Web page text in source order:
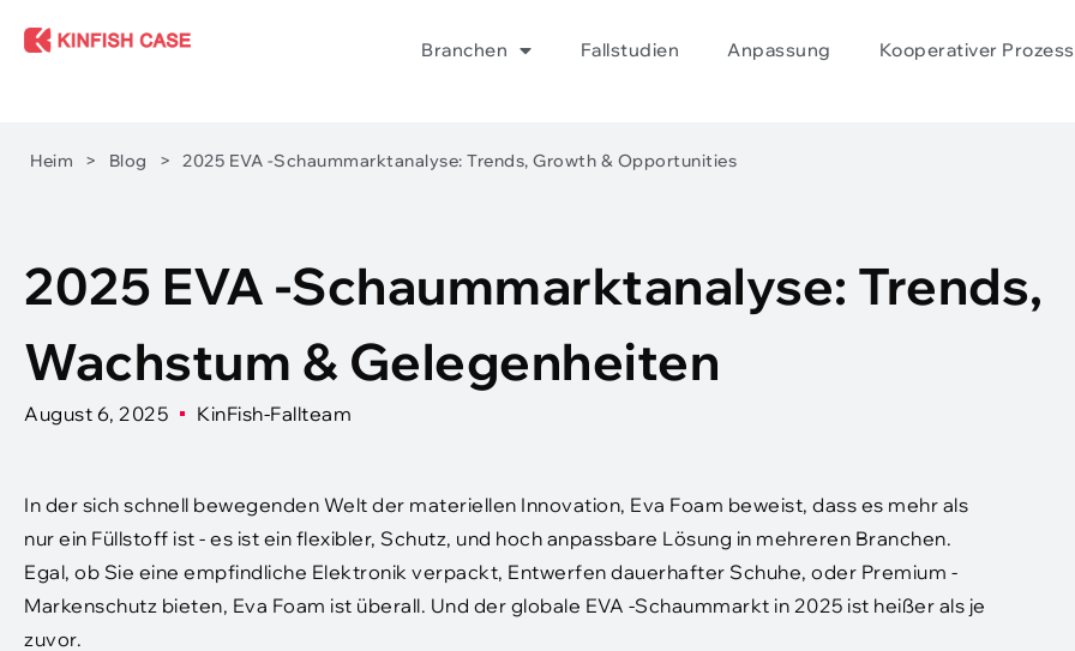
Branchen Fallstudien Anpassung Kooperativer Prozess
Heim > Blog > 2025 EVA -Schaummarktanalyse: Trends, Growth & Opportunities
2025 EVA -Schaummarktanalyse: Trends,
Wachstum & Gelegenheiten
August 6, 2025 KinFish-Fallteam
In der sich schnell bewegenden Welt der materiellen Innovation, Eva Foam beweist, dass es mehr als
nur ein Füllstoff ist - es ist ein flexibler, Schutz, und hoch anpassbare Lösung in mehreren Branchen.
Egal, ob Sie eine empfindliche Elektronik verpackt, Entwerfen dauerhafter Schuhe, oder Premium -
Markenschutz bieten, Eva Foam ist überall. Und der globale EVA -Schaummarkt in 2025 ist heißer als je
zuvor.